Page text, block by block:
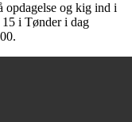
opdagelse og kig ind i
15 i Tønder i dag